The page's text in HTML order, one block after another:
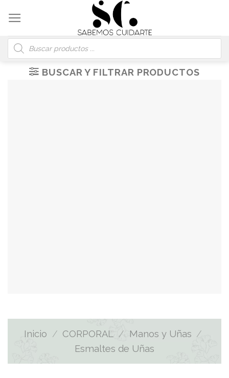
content
Búsqueda
de
productos
BUSCAR Y FILTRAR PRODUCTOS
Inicio / CORPORAL / Manos y Uñas /
Esmaltes de Uñas